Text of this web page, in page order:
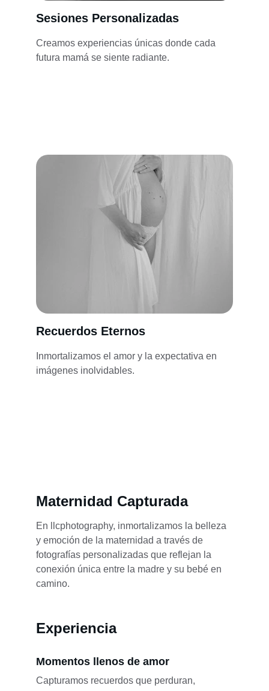
Sesiones Personalizadas
Creamos experiencias únicas donde cada
futura mamá se siente radiante.
Recuerdos Eternos
Inmortalizamos el amor y la expectativa en
imágenes inolvidables.
Maternidad Capturada
En llcphotography, inmortalizamos la belleza
y emoción de la maternidad a través de
fotografías personalizadas que reflejan la
conexión única entre la madre y su bebé en
camino.
Experiencia
Momentos llenos de amor
Capturamos recuerdos que perduran,